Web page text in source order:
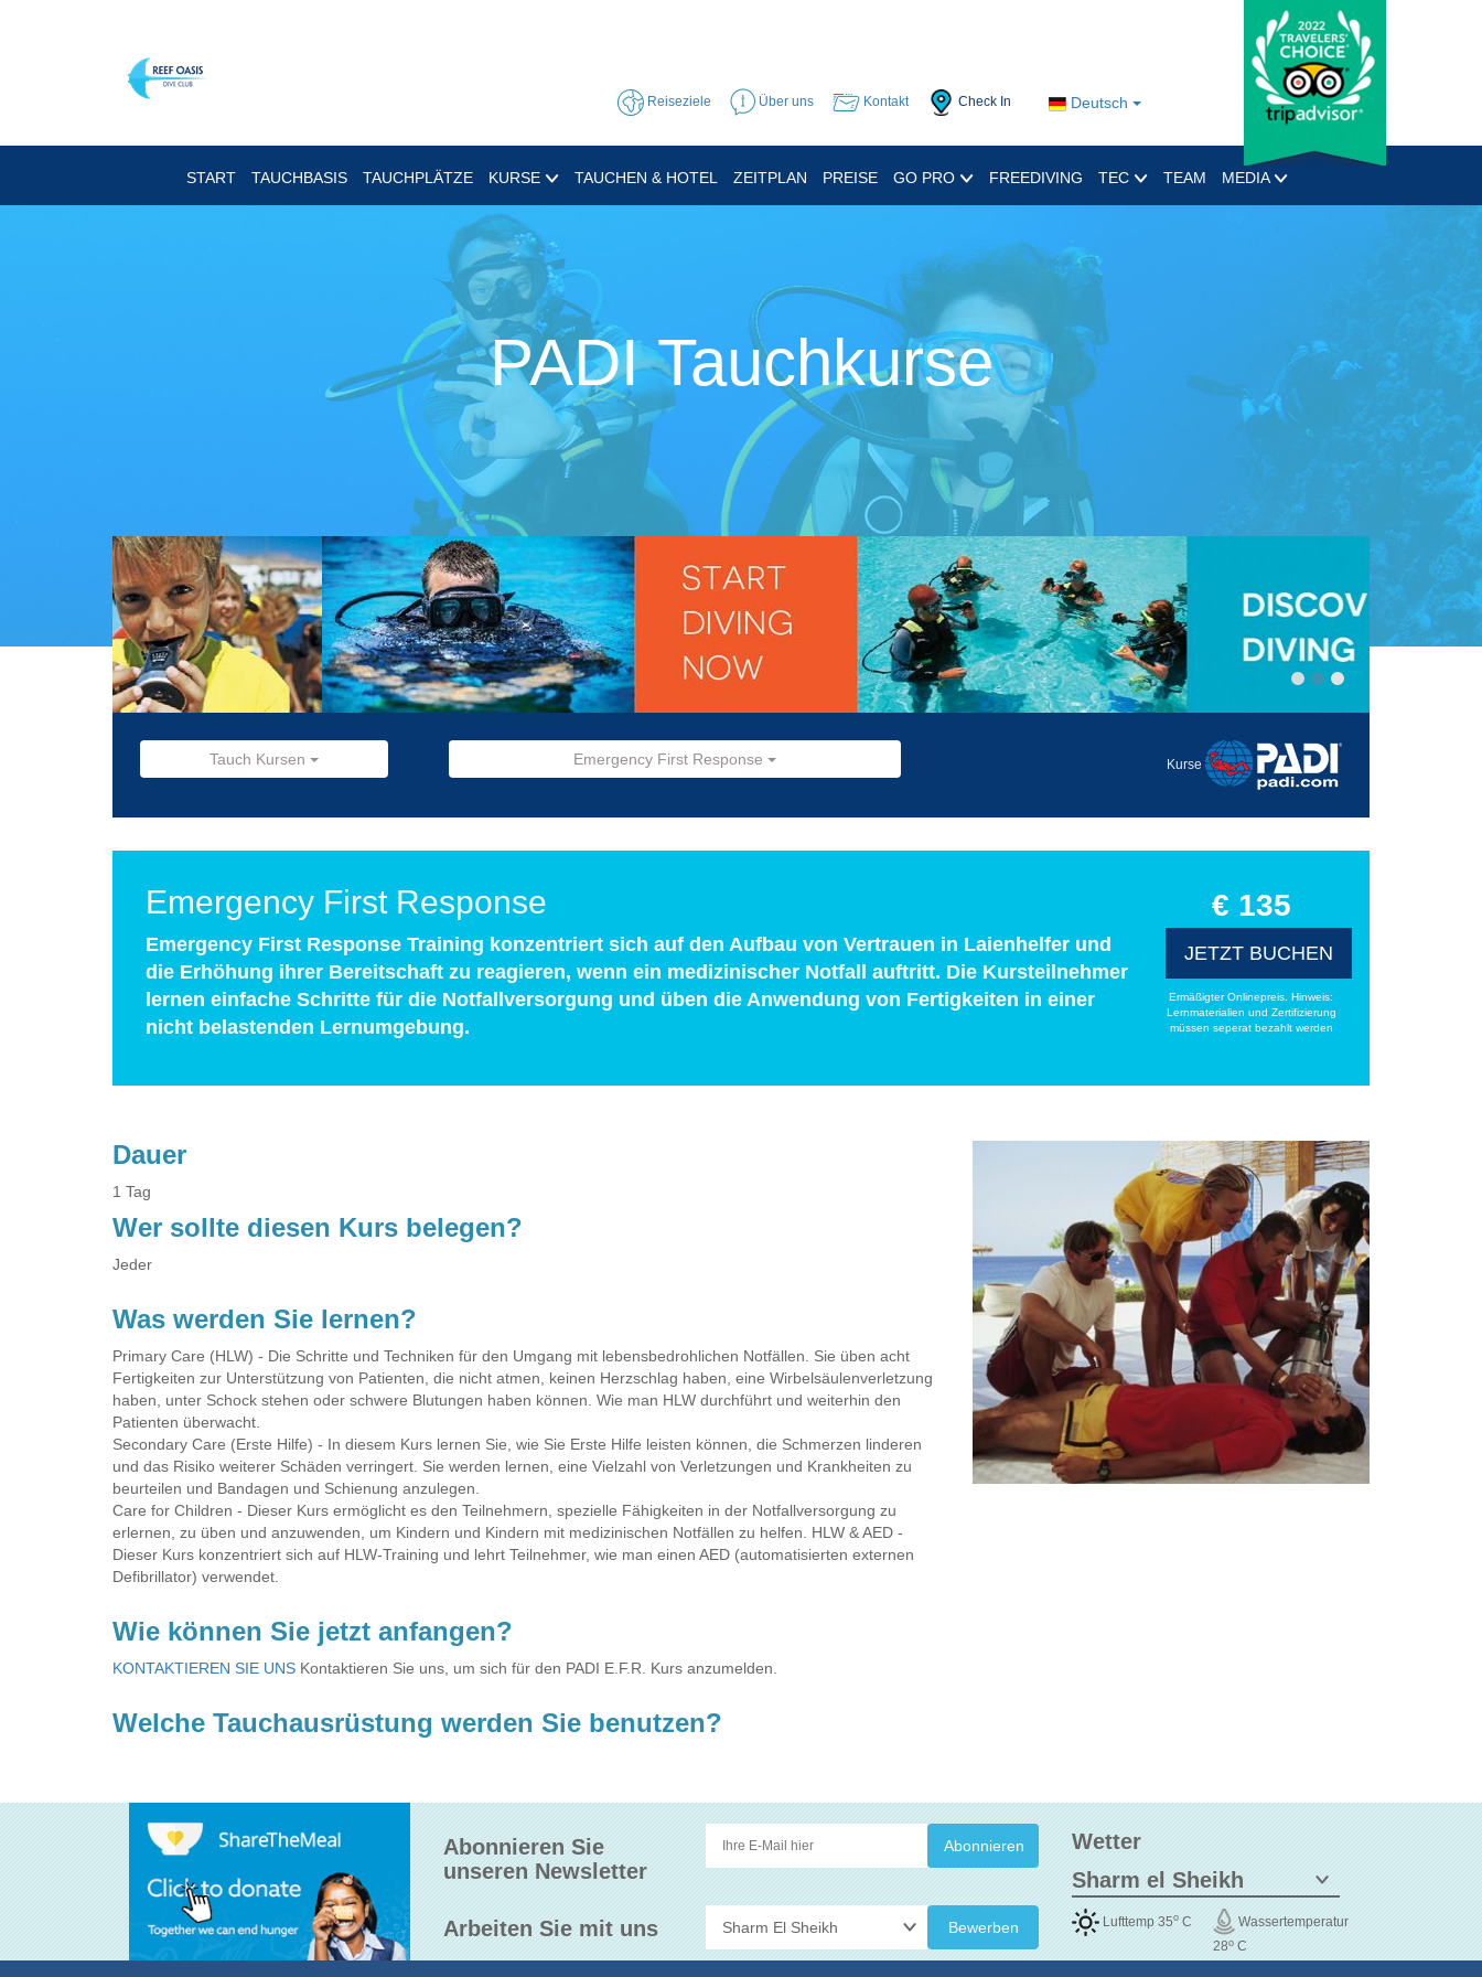
Deutsch
Reiseziele Über uns Kontakt Check In
START TAUCHBASIS TAUCHPLÄTZE KURSE TAUCHEN & HOTEL ZEITPLAN PREISE GO PRO FREEDIVING TEC TEAM MEDIA
PADI Tauchkurse
Tauch Kursen Emergency First Response Kurse
Emergency First Response
Emergency First Response Training konzentriert sich auf den Aufbau von Vertrauen in Laienhelfer und
die Erhöhung ihrer Bereitschaft zu reagieren, wenn ein medizinischer Notfall auftritt. Die Kursteilnehmer
lernen einfache Schritte für die Notfallversorgung und üben die Anwendung von Fertigkeiten in einer
nicht belastenden Lernumgebung.
€ 135
JETZT BUCHEN
Ermäßigter Onlinepreis. Hinweis:
Lernmaterialien und Zertifizierung
müssen seperat bezahlt werden
Dauer
1 Tag
Wer sollte diesen Kurs belegen?
Jeder
Was werden Sie lernen?
Primary Care (HLW) - Die Schritte und Techniken für den Umgang mit lebensbedrohlichen Notfällen. Sie üben acht
Fertigkeiten zur Unterstützung von Patienten, die nicht atmen, keinen Herzschlag haben, eine Wirbelsäulenverletzung
haben, unter Schock stehen oder schwere Blutungen haben können. Wie man HLW durchführt und weiterhin den
Patienten überwacht.
Secondary Care (Erste Hilfe) - In diesem Kurs lernen Sie, wie Sie Erste Hilfe leisten können, die Schmerzen linderen
und das Risiko weiterer Schäden verringert. Sie werden lernen, eine Vielzahl von Verletzungen und Krankheiten zu
beurteilen und Bandagen und Schienung anzulegen.
Care for Children - Dieser Kurs ermöglicht es den Teilnehmern, spezielle Fähigkeiten in der Notfallversorgung zu
erlernen, zu üben und anzuwenden, um Kindern und Kindern mit medizinischen Notfällen zu helfen. HLW & AED -
Dieser Kurs konzentriert sich auf HLW-Training und lehrt Teilnehmer, wie man einen AED (automatisierten externen
Defibrillator) verwendet.
Wie können Sie jetzt anfangen?
KONTAKTIEREN SIE UNS Kontaktieren Sie uns, um sich für den PADI E.F.R. Kurs anzumelden.
Welche Tauchausrüstung werden Sie benutzen?
Abonnieren Sie
unseren Newsletter
Arbeiten Sie mit uns Bewerben
Wetter
Lufttemp 35o C
Wassertemperatur
28oC